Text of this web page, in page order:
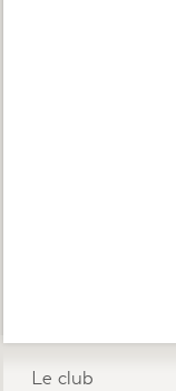
Le club